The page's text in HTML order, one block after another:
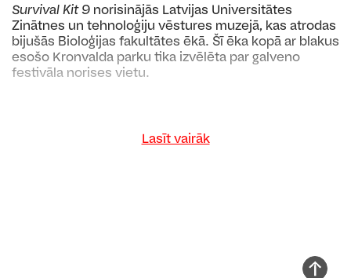
Survival Kit 9 norisinājās Latvijas Universitātes
Zinātnes un tehnoloģiju vēstures muzejā, kas atrodas
bijušās Bioloģijas fakultātes ēkā. Šī ēka kopā ar blakus
esošo Kronvalda parku tika izvēlēta par galveno
festivāla norises vietu.
Lasīt vairāk